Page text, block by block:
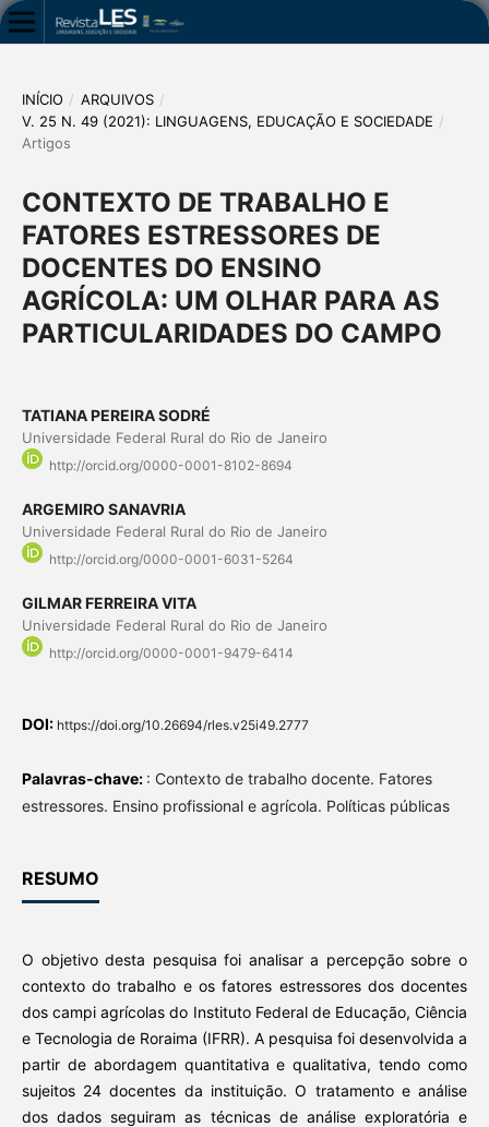
INÍCIO / ARQUIVOS /
V. 25 N. 49 (2021): LINGUAGENS, EDUCAÇÃO E SOCIEDADE /
Artigos
CONTEXTO DE TRABALHO E
FATORES ESTRESSORES DE
DOCENTES DO ENSINO
AGRÍCOLA: UM OLHAR PARA AS
PARTICULARIDADES DO CAMPO
TATIANA PEREIRA SODRÉ
Universidade Federal Rural do Rio de Janeiro
http://orcid.org/0000-0001-8102-8694
ARGEMIRO SANAVRIA
Universidade Federal Rural do Rio de Janeiro
http://orcid.org/0000-0001-6031-5264
GILMAR FERREIRA VITA
Universidade Federal Rural do Rio de Janeiro
http://orcid.org/0000-0001-9479-6414
DOI: https://doi.org/10.26694/rles.v25i49.2777
Palavras-chave: : Contexto de trabalho docente. Fatores
estressores. Ensino profissional e agrícola. Políticas públicas
RESUMO
O objetivo desta pesquisa foi analisar a percepção sobre o
contexto do trabalho e os fatores estressores dos docentes
dos campi agrícolas do Instituto Federal de Educação, Ciência
e Tecnologia de Roraima (IFRR). A pesquisa foi desenvolvida a
partir de abordagem quantitativa e qualitativa, tendo como
sujeitos 24 docentes da instituição. O tratamento e análise
dos dados seguiram as técnicas de análise exploratória e